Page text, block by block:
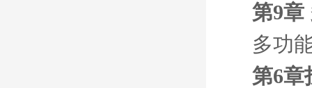
第9章
多功
第6章